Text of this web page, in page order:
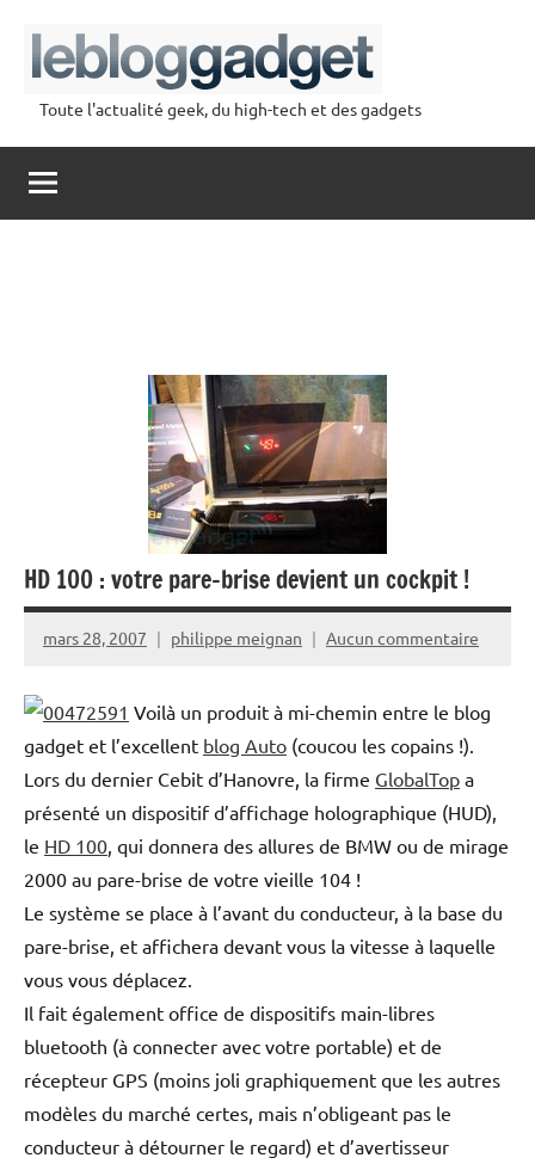
contenu
lebloggadget
Toute l'actualité geek, du high-tech et des gadgets
HD 100 : votre pare-brise devient un cockpit !
mars 28, 2007 philippe meignan Aucun commentaire
Voilà un produit à mi-chemin entre le blog
gadget et l’excellent blog Auto (coucou les copains !).
Lors du dernier Cebit d’Hanovre, la firme GlobalTop a
présenté un dispositif d’affichage holographique (HUD),
le HD 100 , qui donnera des allures de BMW ou de mirage
2000 au pare-brise de votre vieille 104 !
Le système se place à l’avant du conducteur, à la base du
pare-brise, et affichera devant vous la vitesse à laquelle
vous vous déplacez.
Il fait également office de dispositifs main-libres
bluetooth (à connecter avec votre portable) et de
récepteur GPS (moins joli graphiquement que les autres
modèles du marché certes, mais n’obligeant pas le
conducteur à détourner le regard) et d’avertisseur